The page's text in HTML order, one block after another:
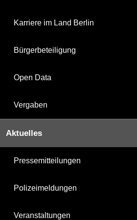
Karriere im Land Berlin
Bürgerbeteiligung
Open Data
Vergaben
Aktuelles
Pressemitteilungen
Polizeimeldungen
Veranstaltungen